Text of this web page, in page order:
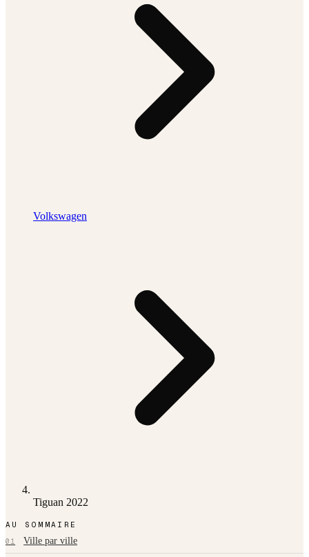
Volkswagen
Tiguan 2022
AU SOMMAIRE
01 Ville par ville